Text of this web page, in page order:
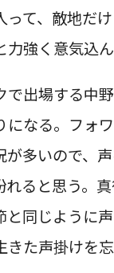
って、敵地だ
強く意気込ん
で出場する中
になる。フォ
が多いので、
れると思う。
と同じように
た声掛けを忘